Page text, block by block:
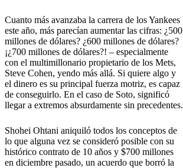
Cuanto más avanzaba la carrera de los Yankees
este año, más parecían aumentar las cifras: ¿500
millones de dólares? ¿600 millones de dólares?
¡¿700 millones de dólares?! – especialmente
con el multimillonario propietario de los Mets,
Steve Cohen, yendo más allá. Si quiere algo y
el dinero es su principal fuerza motriz, es capaz
de conseguirlo. En el caso de Soto, significó
llegar a extremos absurdamente sin precedentes.
Shohei Ohtani aniquiló todos los conceptos de
lo que alguna vez se consideró posible con su
histórico contrato de 10 años y $700 millones
en diciembre pasado, un acuerdo que borró la